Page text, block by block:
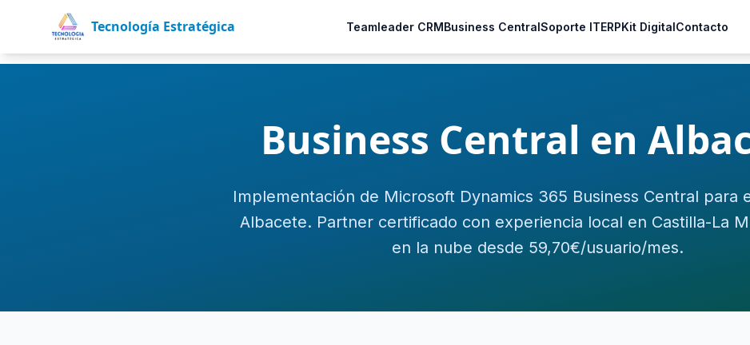
Tecnología Estratégica Teamleader CRMBusiness CentralSoporte ITERPKit DigitalContacto
Business Central en
Implementación de Microsoft Dynamics 365 Business Central para
Albacete. Partner certificado con experiencia local en Castilla-La
en la nube desde 59,70€/usuario/mes.